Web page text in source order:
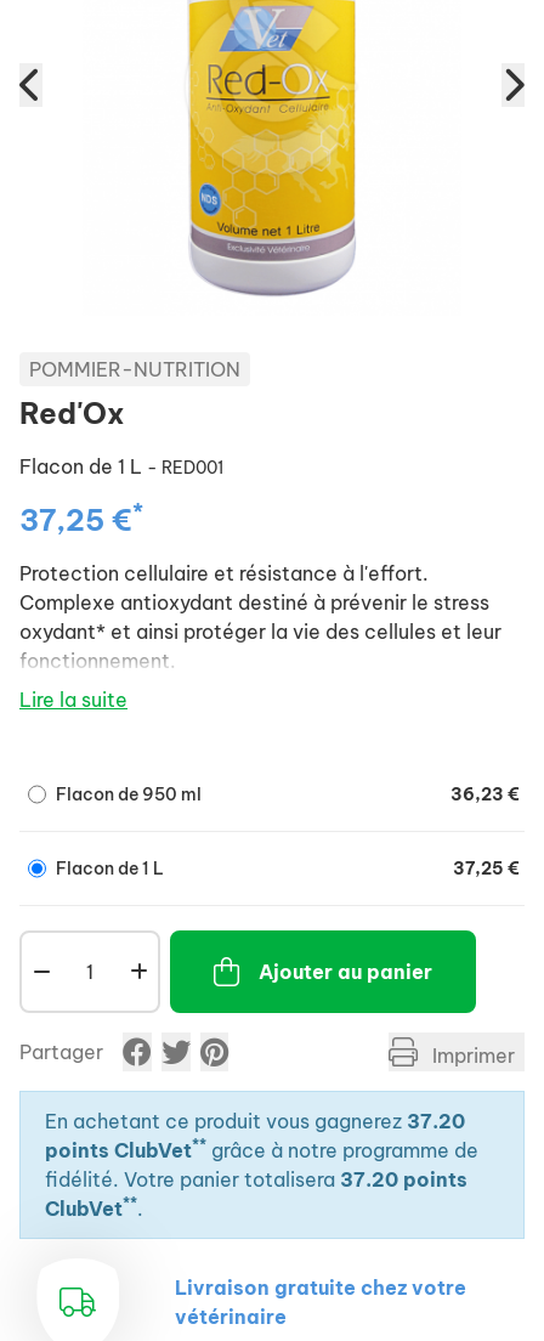
POMMIER-NUTRITION
Red'Ox
Flacon de 1 L - RED001
37,25 €*
Protection cellulaire et résistance à l'effort.
Complexe antioxydant destiné à prévenir le stress
oxydant* et ainsi protéger la vie des cellules et leur
fonctionnement.
RED'OX augmente significativement le potentiel
inflammations ou hémorragies pulmonaires, ,
transport, sevrage, vaccination, alimentation
intensive, ,
- Du vieillissement ou de maladies, ,
- Le stress oxydant provoque un affaiblissement des
défenses antioxydantes, ce qui se traduit
directement sur la vitalité des animaux, leurs
performances et leur résistances aux maladies, ,
Lire la suite
Flacon de 950 ml 36,23 €
Flacon de 1 L 37,25 €
Ajouter au panier
Partager Imprimer
En achetant ce produit vous gagnerez 37.20
points ClubVet** grâce à notre programme de
fidélité. Votre panier totalisera 37.20 points
ClubVet**.
Livraison gratuite chez votre
vétérinaire